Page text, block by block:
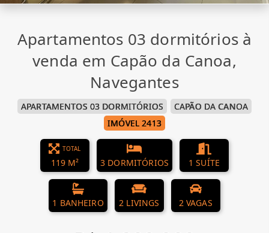
Apartamentos 03 dormitórios à
venda em Capão da Canoa,
Navegantes
APARTAMENTOS 03 DORMITÓRIOS
CAPÃO DA CANOA
IMÓVEL 2413
TOTAL
119 M² 3 DORMITÓRIOS 1 SUÍTE
1 BANHEIRO 2 LIVINGS 2 VAGAS